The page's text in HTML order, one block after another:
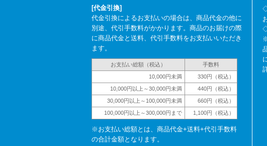
[代金引換]
代金引換によるお支払いの場合は、商品代金の他に
別途、代引手数料がかかります。商品のお届けの際
に商品代金と送料、代引手数料をお支払いいただき
ます。
お支払い総額（税込）
手数料
10,000円未満
330円（税込）
10,000円以上～30,000円未満
440円（税込）
30,000円以上～100,000円未満
660円（税込）
100,000円以上～300,000円まで
1,100円（税込）
※お支払い総額とは、商品代金+送料+代引手数料
の合計金額となります。